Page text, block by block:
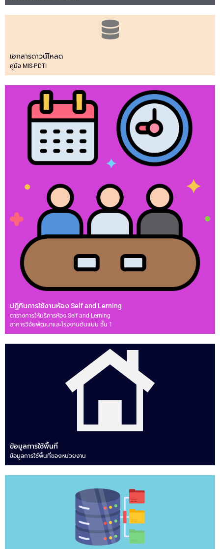
เอกสารดาวน์โหลด
คู่มือ MIS-PDTI
ปฏิทินการใช้งานห้อง Self and Lerning
ตารางการให้บริการห้อง Self and Lerning
อาคารวิจัยพัฒนาและโรงงานต้นแบบ ชั้น 1
ข้อมูลการใช้พื้นที่
ข้อมูลการใช้พื้นที่ของหน่วยงาน